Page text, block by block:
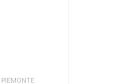
PIEMONTE